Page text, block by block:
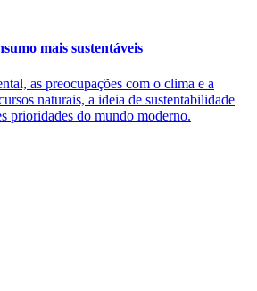
mais sustentáveis
as preocupações com o clima e a
naturais, a ideia de sustentabilidade
prioridades do mundo moderno.